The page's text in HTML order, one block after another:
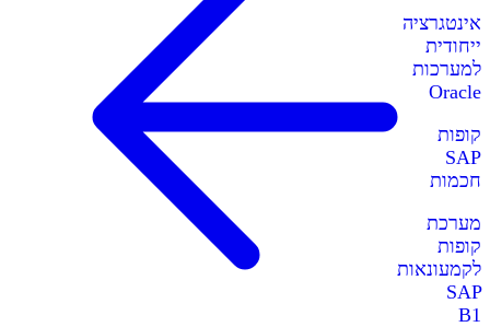
אינטגרציה
ייחודית
למערכות
Oracle
קופות
SAP
חכמות
מערכת
קופות
לקמעונאות
SAP
B1